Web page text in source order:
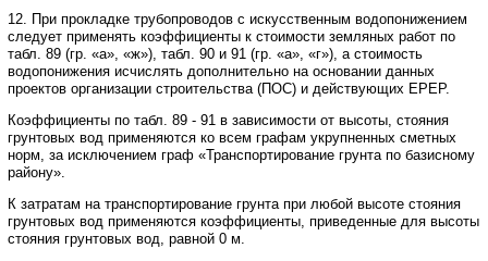
12. При прокладке трубопроводов с искусственным водопонижением
следует применять коэффициенты к стоимости земляных работ по
табл. 89 (гр. «а», «ж»), табл. 90 и 91 (гр. «а», «г»), а стоимость
водопонижения исчислять дополнительно на основании данных
проектов организации строительства (ПОС) и действующих ЕРЕР.
Коэффициенты по табл. 89 - 91 в зависимости от высоты, стояния
грунтовых вод применяются ко всем графам укрупненных сметных
норм, за исключением граф «Транспортирование грунта по базисному
району».
К затратам на транспортирование грунта при любой высоте стояния
грунтовых вод применяются коэффициенты, приведенные для высоты
стояния грунтовых вод, равной 0 м.